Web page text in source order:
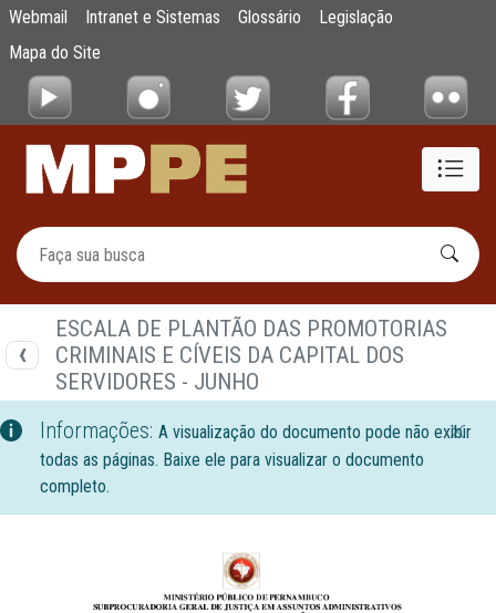
Pular para o Conteúdo principal
Documentos
Webmail Intranet e Sistemas Glossário
Legislação
Mapa do Site
ESCALA DE PLANTÃO DAS PROMOTORIAS
CRIMINAIS E CÍVEIS DA CAPITAL DOS
SERVIDORES - JUNHO
Informações: A visualização do documento pode não exibir
todas as páginas. Baixe ele para visualizar o documento
completo.